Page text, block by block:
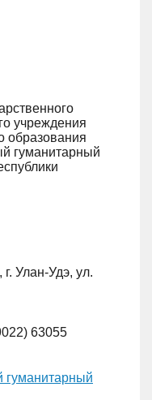
учреждения
образования
гуманитарный
Улан-Удэ, ул.
63055
гуманитарный